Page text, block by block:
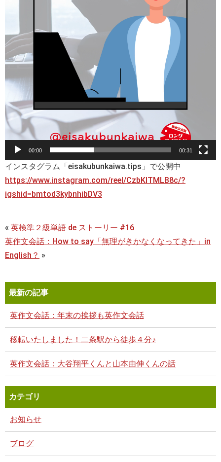
00:00 00:31
インスタグラム「eisakubunkaiwa.tips」で公開中
https://www.instagram.com/reel/CzbKlTMLB8c/?
igshid=bmtod3kybnhibDV3
« 英検準２級単語 de ストーリー #16
英作文会話：How to say「無理がきかなくなってきた」in
English？ »
最新の記事
英作文会話：年末の挨拶も英作文会話
移転いたしました！二条駅から徒歩４分♪
英作文会話：大谷翔平くんと山本由伸くんの話
カテゴリ
お知らせ
ブログ